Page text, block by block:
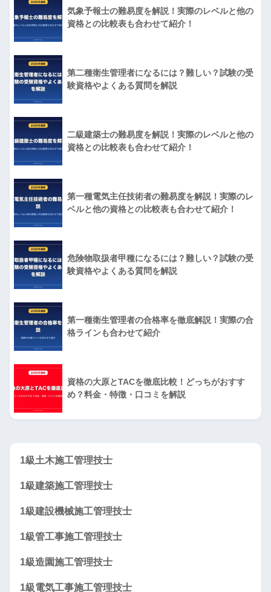
気象予報士の難易度を解説！実際のレベルと他の
資格との比較表も合わせて紹介！
第二種衛生管理者になるには？難しい？試験の受
験資格やよくある質問を解説
二級建築士の難易度を解説！実際のレベルと他の
資格との比較表も合わせて紹介！
第一種電気主任技術者の難易度を解説！実際のレ
ベルと他の資格との比較表も合わせて紹介！
危険物取扱者甲種になるには？難しい？試験の受
験資格やよくある質問を解説
第一種衛生管理者の合格率を徹底解説！実際の合
格ラインも合わせて紹介
資格の大原とTACを徹底比較！どっちがおすす
め？料金・特徴・口コミを解説
1級土木施工管理技士
1級建築施工管理技士
1級建設機械施工管理技士
1級管工事施工管理技士
1級造園施工管理技士
1級電気工事施工管理技士